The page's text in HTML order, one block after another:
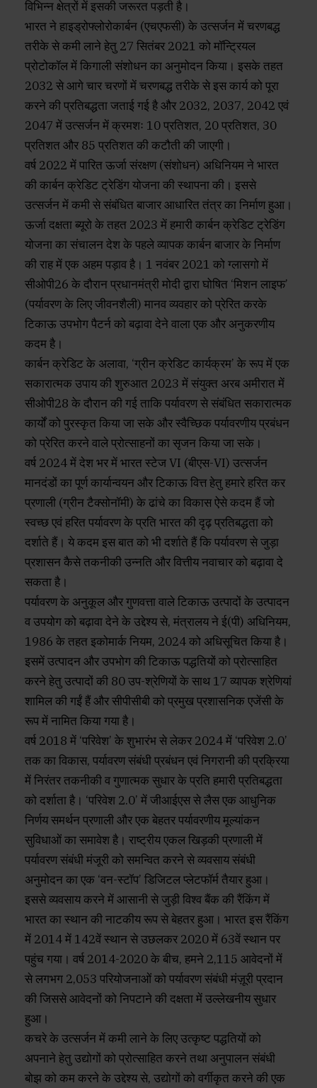
विभिन्न क्षेत्रों में इसकी जरूरत पड़ती है।
भारत ने हाइड्रोफ्लोरोकार्बन (एचएफसी) के उत्सर्जन में चरणबद्ध
तरीके से कमी लाने हेतु 27 सितंबर 2021 को मॉन्ट्रियल
प्रोटोकॉल में किगाली संशोधन का अनुमोदन किया। इसके तहत
2032 से आगे चार चरणों में चरणबद्ध तरीके से इस कार्य को पूरा
करने की प्रतिबद्धता जताई गई है और 2032, 2037, 2042 एवं
2047 में उत्सर्जन में क्रमशः 10 प्रतिशत, 20 प्रतिशत, 30
प्रतिशत और 85 प्रतिशत की कटौती की जाएगी।
वर्ष 2022 में पारित ऊर्जा संरक्षण (संशोधन) अधिनियम ने भारत
की कार्बन क्रेडिट ट्रेडिंग योजना की स्थापना की। इससे
उत्सर्जन में कमी से संबंधित बाजार आधारित तंत्र का निर्माण हुआ।
ऊर्जा दक्षता ब्यूरो के तहत 2023 में हमारी कार्बन क्रेडिट ट्रेडिंग
योजना का संचालन देश के पहले व्यापक कार्बन बाजार के निर्माण
की राह में एक अहम पड़ाव है। 1 नवंबर 2021 को ग्लासगो में
सीओपी26 के दौरान प्रधानमंत्री मोदी द्वारा घोषित ‘मिशन लाइफ’
(पर्यावरण के लिए जीवनशैली) मानव व्यवहार को प्रेरित करके
टिकाऊ उपभोग पैटर्न को बढ़ावा देने वाला एक और अनुकरणीय
कदम है।
कार्बन क्रेडिट के अलावा, ‘ग्रीन क्रेडिट कार्यक्रम’ के रूप में एक
सकारात्मक उपाय की शुरुआत 2023 में संयुक्त अरब अमीरात में
सीओपी28 के दौरान की गई ताकि पर्यावरण से संबंधित सकारात्मक
कार्यों को पुरस्कृत किया जा सके और स्वैच्छिक पर्यावरणीय प्रबंधन
को प्रेरित करने वाले प्रोत्साहनों का सृजन किया जा सके।
वर्ष 2024 में देश भर में भारत स्टेज VI (बीएस-VI) उत्सर्जन
मानदंडों का पूर्ण कार्यान्वयन और टिकाऊ वित्त हेतु हमारे हरित कर
प्रणाली (ग्रीन टैक्सोनॉमी) के ढांचे का विकास ऐसे कदम हैं जो
स्वच्छ एवं हरित पर्यावरण के प्रति भारत की दृढ़ प्रतिबद्धता को
दर्शाते हैं। ये कदम इस बात को भी दर्शाते हैं कि पर्यावरण से जुड़ा
प्रशासन कैसे तकनीकी उन्नति और वित्तीय नवाचार को बढ़ावा दे
सकता है।
पर्यावरण के अनुकूल और गुणवत्ता वाले टिकाऊ उत्पादों के उत्पादन
व उपयोग को बढ़ावा देने के उद्देश्य से, मंत्रालय ने ई(पी) अधिनियम,
1986 के तहत इकोमार्क नियम, 2024 को अधिसूचित किया है।
इसमें उत्पादन और उपभोग की टिकाऊ पद्धतियों को प्रोत्साहित
करने हेतु उत्पादों की 80 उप-श्रेणियों के साथ 17 व्यापक श्रेणियां
शामिल की गईं हैं और सीपीसीबी को प्रमुख प्रशासनिक एजेंसी के
रूप में नामित किया गया है।
वर्ष 2018 में ‘परिवेश’ के शुभारंभ से लेकर 2024 में ‘परिवेश 2.0’
तक का विकास, पर्यावरण संबंधी प्रबंधन एवं निगरानी की प्रक्रिया
में निरंतर तकनीकी व गुणात्मक सुधार के प्रति हमारी प्रतिबद्धता
को दर्शाता है। ‘परिवेश 2.0’ में जीआईएस से लैस एक आधुनिक
निर्णय समर्थन प्रणाली और एक बेहतर पर्यावरणीय मूल्यांकन
सुविधाओं का समावेश है। राष्ट्रीय एकल खिड़की प्रणाली में
पर्यावरण संबंधी मंजूरी को समन्वित करने से व्यवसाय संबंधी
अनुमोदन का एक ‘वन-स्टॉप’ डिजिटल प्लेटफॉर्म तैयार हुआ।
इससे व्यवसाय करने में आसानी से जुड़ी विश्व बैंक की रैंकिंग में
भारत का स्थान की नाटकीय रूप से बेहतर हुआ। भारत इस रैंकिंग
में 2014 में 142वें स्थान से उछलकर 2020 में 63वें स्थान पर
पहुंच गया। वर्ष 2014-2020 के बीच, हमने 2,115 आवेदनों में
से लगभग 2,053 परियोजनाओं को पर्यावरण संबंधी मंज़ूरी प्रदान
की जिससे आवेदनों को निपटाने की दक्षता में उल्लेखनीय सुधार
हुआ।
कचरे के उत्सर्जन में कमी लाने के लिए उत्कृष्ट पद्धतियों को
अपनाने हेतु उद्योगों को प्रोत्साहित करने तथा अनुपालन संबंधी
बोझ को कम करने के उद्देश्य से, उद्योगों को वर्गीकृत करने की एक